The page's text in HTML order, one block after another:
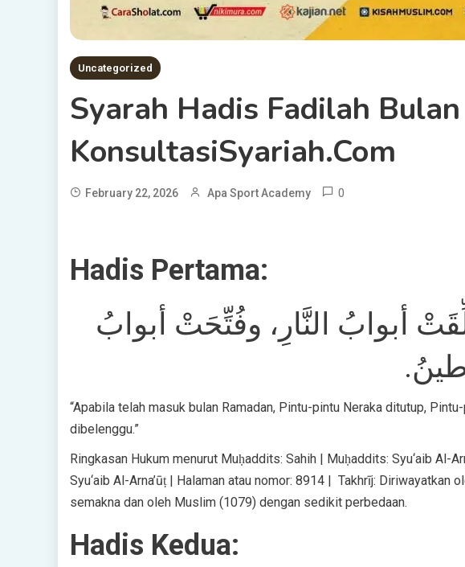
Uncategorized
Syarah Hadis Fadilah
KonsultasiSyariah.com
February 22, 2026 Apa Sport Academy 0
Hadis Pertama:
أبوابُ النَّارِ، وفُتِّحَتْ أبوابُ
“Apabila telah masuk bulan Ramadan, Pintu-pintu Neraka ditutup,
dibelenggu.”
Ringkasan Hukum menurut Muḥaddits: Sahih | Muḥaddits: Syu‘aib Al-
Syu‘aib Al-Arna’ūṭ | Halaman atau nomor: 8914 | Takhrīj: Diriwayatkan
semakna dan oleh Muslim (1079) dengan sedikit perbedaan.
Hadis Kedua: